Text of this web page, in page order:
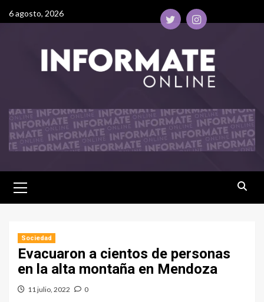
6 agosto, 2026
Sociedad
Evacuaron a cientos de personas
en la alta montaña en Mendoza
11 julio, 2022 0